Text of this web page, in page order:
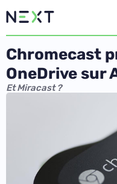
Chromecast
OneDrive sur
Et Miracast ?